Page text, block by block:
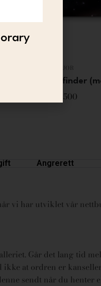
BJOR
Bjor – Pathfinder
3 500
Angrerett
vi har utviklet vår
Går det lang tid
at ordren er
sendt når du henter